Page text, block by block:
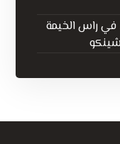
في راس الخيمة